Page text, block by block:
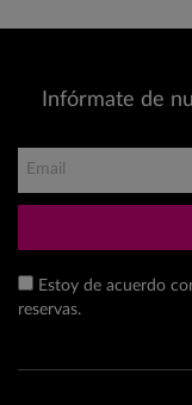
Infórmate de
Estoy de acuerdo
reservas.